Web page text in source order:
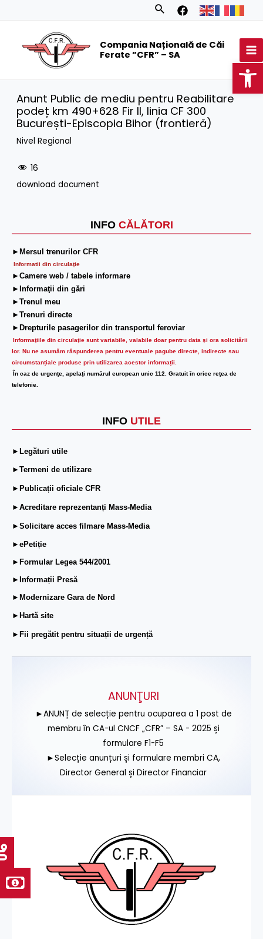
Search
Compania Națională de Căi
Ferate ”CFR” – SA
INFO CĂLĂTORI
►Mersul trenurilor CFR
Informatii din circulaţie
►Camere web / tabele informare
►Informaţii din gări
►Trenul meu
►Trenuri directe
►Drepturile pasagerilor din transportul feroviar
Informaţiile din circulaţie sunt variabile, valabile doar pentru data şi ora solicitării
lor. Nu ne asumăm răspunderea pentru eventuale pagube directe, indirecte sau
circumstanțiale produse prin utilizarea acestor informații.
În caz de urgenţe, apelaţi numărul european unic 112. Gratuit în orice reţea de
telefonie.
INFO UTILE
►Legături utile
►Termeni de utilizare
►Publicații oficiale CFR
►Acreditare reprezentanți Mass-Media
►Solicitare acces filmare Mass-Media
►ePetiție
►Formular Legea 544/2001
►Informații Presă
►Modernizare Gara de Nord
►Hartă site
►Fii pregătit pentru situații de urgență
Anunt Public de mediu pentru Reabilitare
podeț km 490+628 Fir II, linia CF 300
București-Episcopia Bihor (frontieră)
Nivel Regional
16
download document
ANUNŢURI
►ANUNȚ de selecție pentru ocuparea a 1 post de
membru în CA-ul CNCF „CFR” – SA - 2025 și
formulare F1-F5
►Selecție anunțuri și formulare membri CA,
Director General și Director Financiar